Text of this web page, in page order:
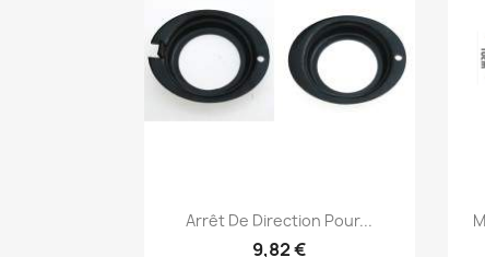
Aperçu rapide
Arrêt De Direction Pour...
9,82 €